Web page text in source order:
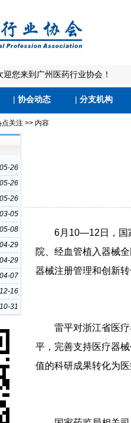
迎您来到广州医药行业协会！
| 协会动态 | 分支机构
点关注 >> 内容
6月10—12日，国
院、经血管植入器械
器械注册管理和创新
雷平对浙江省医
平，完善支持医疗器
值的科研成果转化为
05-26
05-26
05-26
03-05
05-08
04-29
04-29
04-07
12-16
10-31